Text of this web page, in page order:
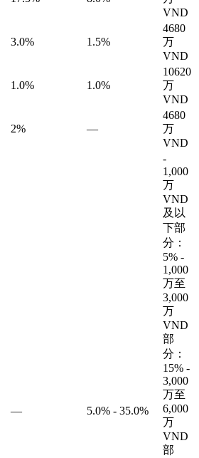
VND
3.0% 1.5%
4680
万
VND
1.0% 1.0%
10620
万
VND
2% —
4680
万
VND
— 5.0% - 35.0%
-
1,000
万
VND
及以
下部
分：
5% -
1,000
万至
3,000
万
VND
部
分：
15% -
3,000
万至
6,000
万
VND
部